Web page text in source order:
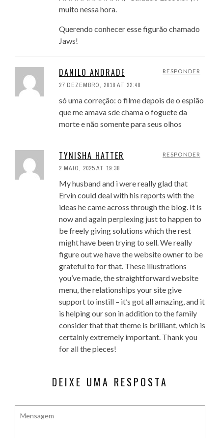
muito nessa hora.
Querendo conhecer esse figurão chamado
Jaws!
DANILO ANDRADE
27 DEZEMBRO, 2018 AT 22:48
RESPONDER
só uma correção: o filme depois de o espião
que me amava sde chama o foguete da
morte e não somente para seus olhos
TYNISHA HATTER
2 MAIO, 2025 AT 19:38
RESPONDER
My husband and i were really glad that
Ervin could deal with his reports with the
ideas he came across through the blog. It is
now and again perplexing just to happen to
be freely giving solutions which the rest
might have been trying to sell. We really
figure out we have the website owner to be
grateful to for that. These illustrations
you’ve made, the straightforward website
menu, the relationships your site give
support to instill – it’s got all amazing, and it
is helping our son in addition to the family
consider that that theme is brilliant, which is
certainly extremely important. Thank you
for all the pieces!
DEIXE UMA RESPOSTA